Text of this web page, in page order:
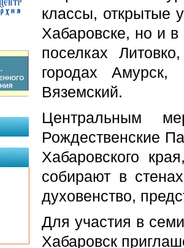
классы, открытые
Хабаровске, но и
поселках
городах Амурск,
Вяземский.
Центральным
Рождественские
Хабаровского
собирают в
духовенство,
Для участия в
Хабаровск